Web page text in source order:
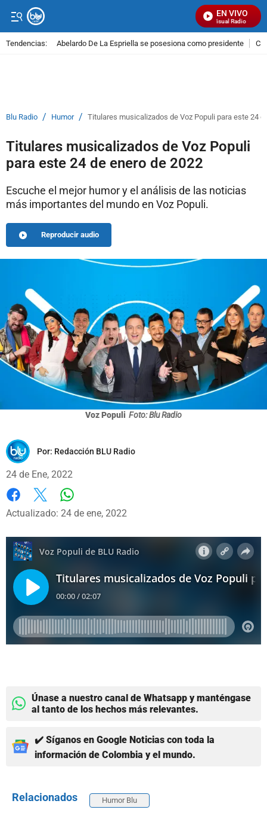
EN VIVO
Señal Visual Radio
Tendencias: Abelardo De La Espriella se posesiona como presidente
Blu Radio / Humor / Titulares musicalizados de Voz Populi para este 24
Titulares musicalizados de Voz Populi
para este 24 de enero de 2022
Escuche el mejor humor y el análisis de las noticias
más importantes del mundo en Voz Populi.
Reproducir audio
Voz Populi Foto: Blu Radio
Por: Redacción BLU Radio
24 de Ene, 2022
Facebook
X
Actualizado: 24 de ene, 2022
Únase a nuestro canal de Whatsapp y manténgase
al tanto de los hechos más relevantes.
✔️ Síganos en Google Noticias con toda la
información de Colombia y el mundo.
Relacionados Humor Blu